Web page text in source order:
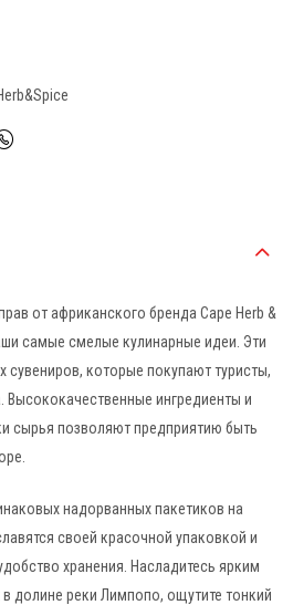
от африканского бренда Cape Herb &
самые смелые кулинарные идеи. Эти
сувениров, которые покупают туристы,
Высококачественные ингредиенты и
сырья позволяют предприятию быть
надорванных пакетиков на
своей красочной упаковкой и
хранения. Насладитесь ярким
долине реки Лимпопо, ощутите тонкий